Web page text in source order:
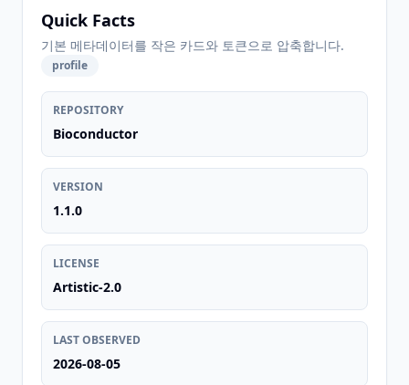
Quick Facts
기본 메타데이터를 작은 카드와 토큰으로 압축합니다.
profile
REPOSITORY
Bioconductor
VERSION
1.1.0
LICENSE
Artistic-2.0
LAST OBSERVED
2026-08-05